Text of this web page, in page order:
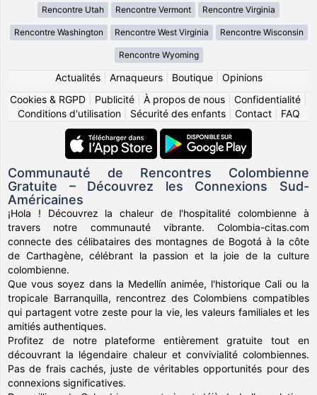
Rencontre Utah Rencontre Vermont Rencontre Virginia
Rencontre Washington Rencontre West Virginia Rencontre Wisconsin
Rencontre Wyoming
Actualités| Arnaqueurs| Boutique| Opinions
Cookies & RGPD
Publicité À propos de nous Confidentialité
Conditions d'utilisation| Sécurité des enfants| Contact| FAQ
Communauté de Rencontres Colombienne
Gratuite – Découvrez les Connexions Sud-
Américaines
¡Hola ! Découvrez la chaleur de l'hospitalité colombienne à
travers notre communauté vibrante. Colombia-citas.com
connecte des célibataires des montagnes de Bogotá à la côte
de Carthagène, célébrant la passion et la joie de la culture
colombienne.
Que vous soyez dans la Medellín animée, l'historique Cali ou la
tropicale Barranquilla, rencontrez des Colombiens compatibles
qui partagent votre zeste pour la vie, les valeurs familiales et les
amitiés authentiques.
Profitez de notre plateforme entièrement gratuite tout en
découvrant la légendaire chaleur et convivialité colombiennes.
Pas de frais cachés, juste de véritables opportunités pour des
connexions significatives.